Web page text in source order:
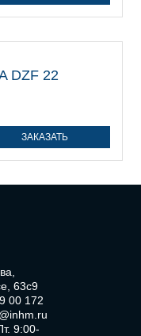
ЗАКАЗАТЬ
63с9
00 172
9:00-